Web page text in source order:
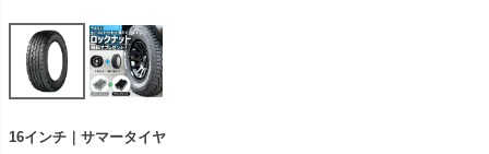
16インチ｜サマータイヤ